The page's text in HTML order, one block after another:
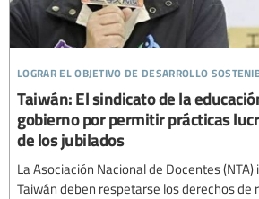
lograr el objetivo de desarrollo
Taiwán: El sindicato de la
gobierno por permitir prácticas
de los jubilados
La Asociación Nacional de Docentes
Taiwán deben respetarse los derechos de